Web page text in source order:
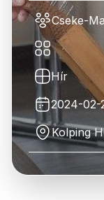
Cseke-
Hír
2024-02-
Kolping